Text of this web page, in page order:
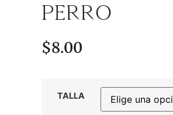
Perro
$8.00
TALLA